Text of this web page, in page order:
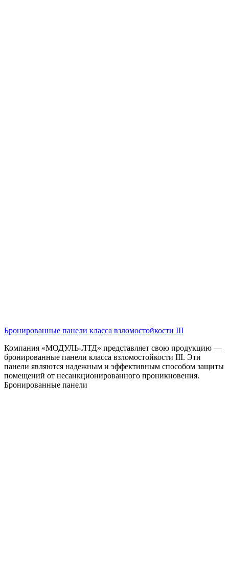
Бронированные панели класса взломостойкости III
Компания «МОДУЛЬ-ЛТД» представляет свою продукцию —
бронированные панели класса взломостойкости III. Эти
панели являются надежным и эффективным способом защиты
помещений от несанкционированного проникновения.
Бронированные панели